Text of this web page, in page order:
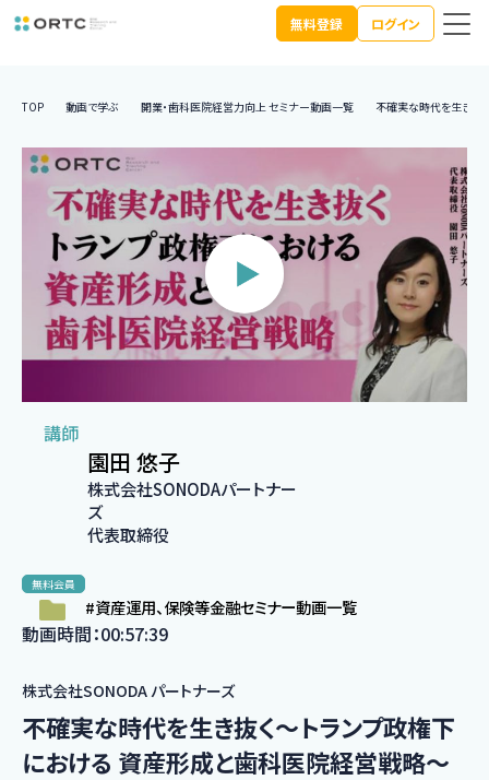
無料登録 ログイン
TOP 動画で学ぶ 開業・歯科医院経営力向上 セミナー動画一覧 不確実な時代を生き抜
株式会社SONODA パートナーズ
不確実な時代を生き抜く～トランプ政権下
における 資産形成と歯科医院経営戦略〜
講師
園田 悠子
株式会社SONODAパートナー
ズ
代表取締役
無料会員
#資産運用、保険等金融セミナー動画一覧
動画時間：00:57:39